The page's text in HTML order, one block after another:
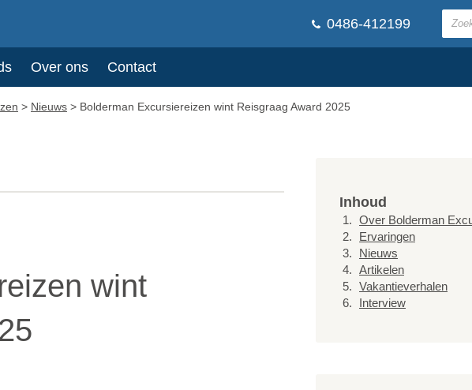
0486-412199
Over ons Contact
> Nieuws > Bolderman Excursiereizen wint Reisgraag Award 2025
wint
Inhoud
Over Bolderman
Ervaringen
Nieuws
Artikelen
Vakantieverhalen
Interview